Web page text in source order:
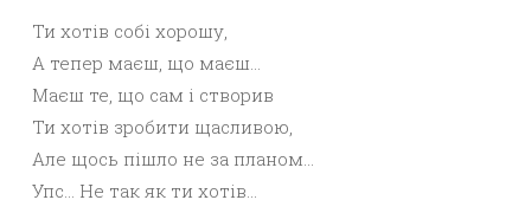
Ти хотів собі хорошу,
А тепер маєш, що маєш…
Маєш те, що сам і створив
Ти хотів зробити щасливою,
Але щось пішло не за планом…
Упс… Не так як ти хотів…